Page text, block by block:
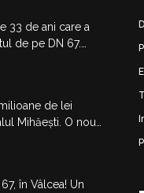
33 de ani care a
de pe DN 67.
în urmă o fetiță
de lei
Mihăești. O nouă
a fost
în Vâlcea! Un